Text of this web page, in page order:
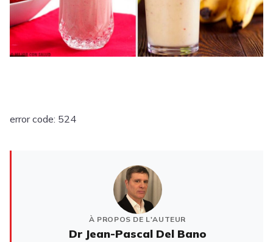
error code: 524
À PROPOS DE L'AUTEUR
Dr Jean-Pascal Del Bano